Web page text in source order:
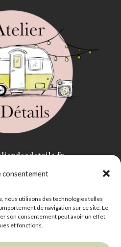
consentement
nous utilisons des technologies telles
de navigation sur ce site. Le
son consentement peut avoir un effet
et fonctions.